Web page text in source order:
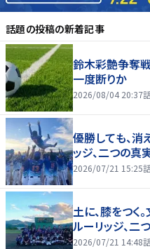
話題の投稿の新着記事
鈴木彩艶争奪
一度断りか
2026/08/04 20:37
優勝しても、消
ッジ、二つの真
2026/07/21 15:25
土に、膝をつく
ルーリッジ、二
2026/07/21 14:48